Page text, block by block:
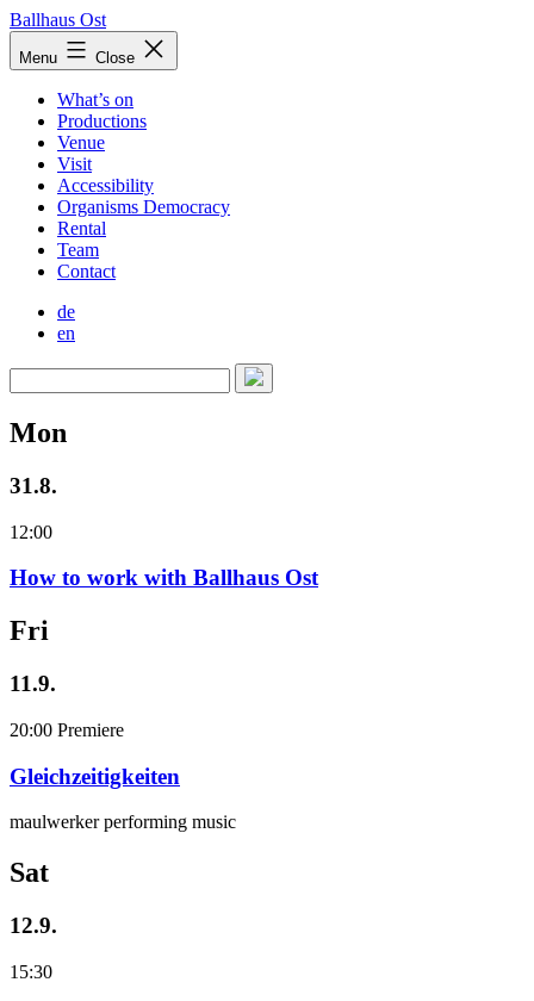
Skip
to
content
Ballhaus Ost
Ballhaus
Ost
Menu Close
What’s on
Productions
Venue
Visit
Accessibility
Organisms Democracy
Rental
Team
Contact
de
en
Mon
31.8.
12:00
How to work with Ballhaus Ost
Fri
11.9.
20:00 Premiere
Gleichzeitigkeiten
maulwerker performing music
Sat
12.9.
15:30